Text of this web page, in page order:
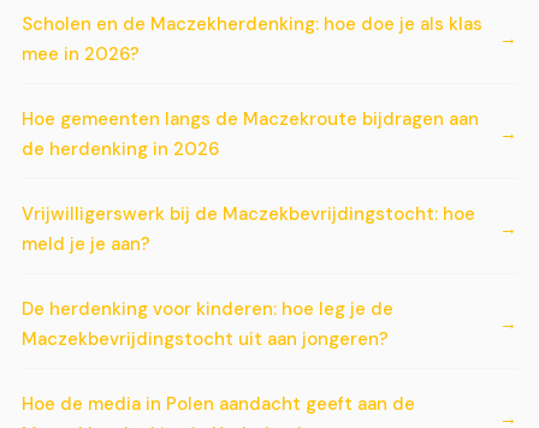
Scholen en de Maczekherdenking: hoe doe je als klas
mee in 2026?
Hoe gemeenten langs de Maczekroute bijdragen aan
de herdenking in 2026
Vrijwilligerswerk bij de Maczekbevrijdingstocht: hoe
meld je je aan?
De herdenking voor kinderen: hoe leg je de
Maczekbevrijdingstocht uit aan jongeren?
Hoe de media in Polen aandacht geeft aan de